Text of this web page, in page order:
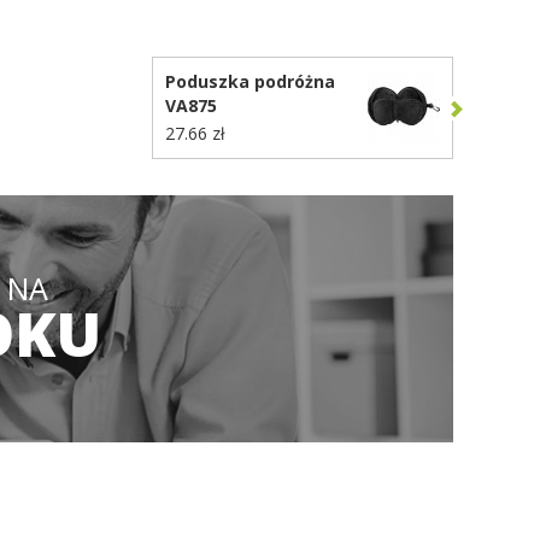
Poduszka podróżna
VA875
27.66 zł
NA